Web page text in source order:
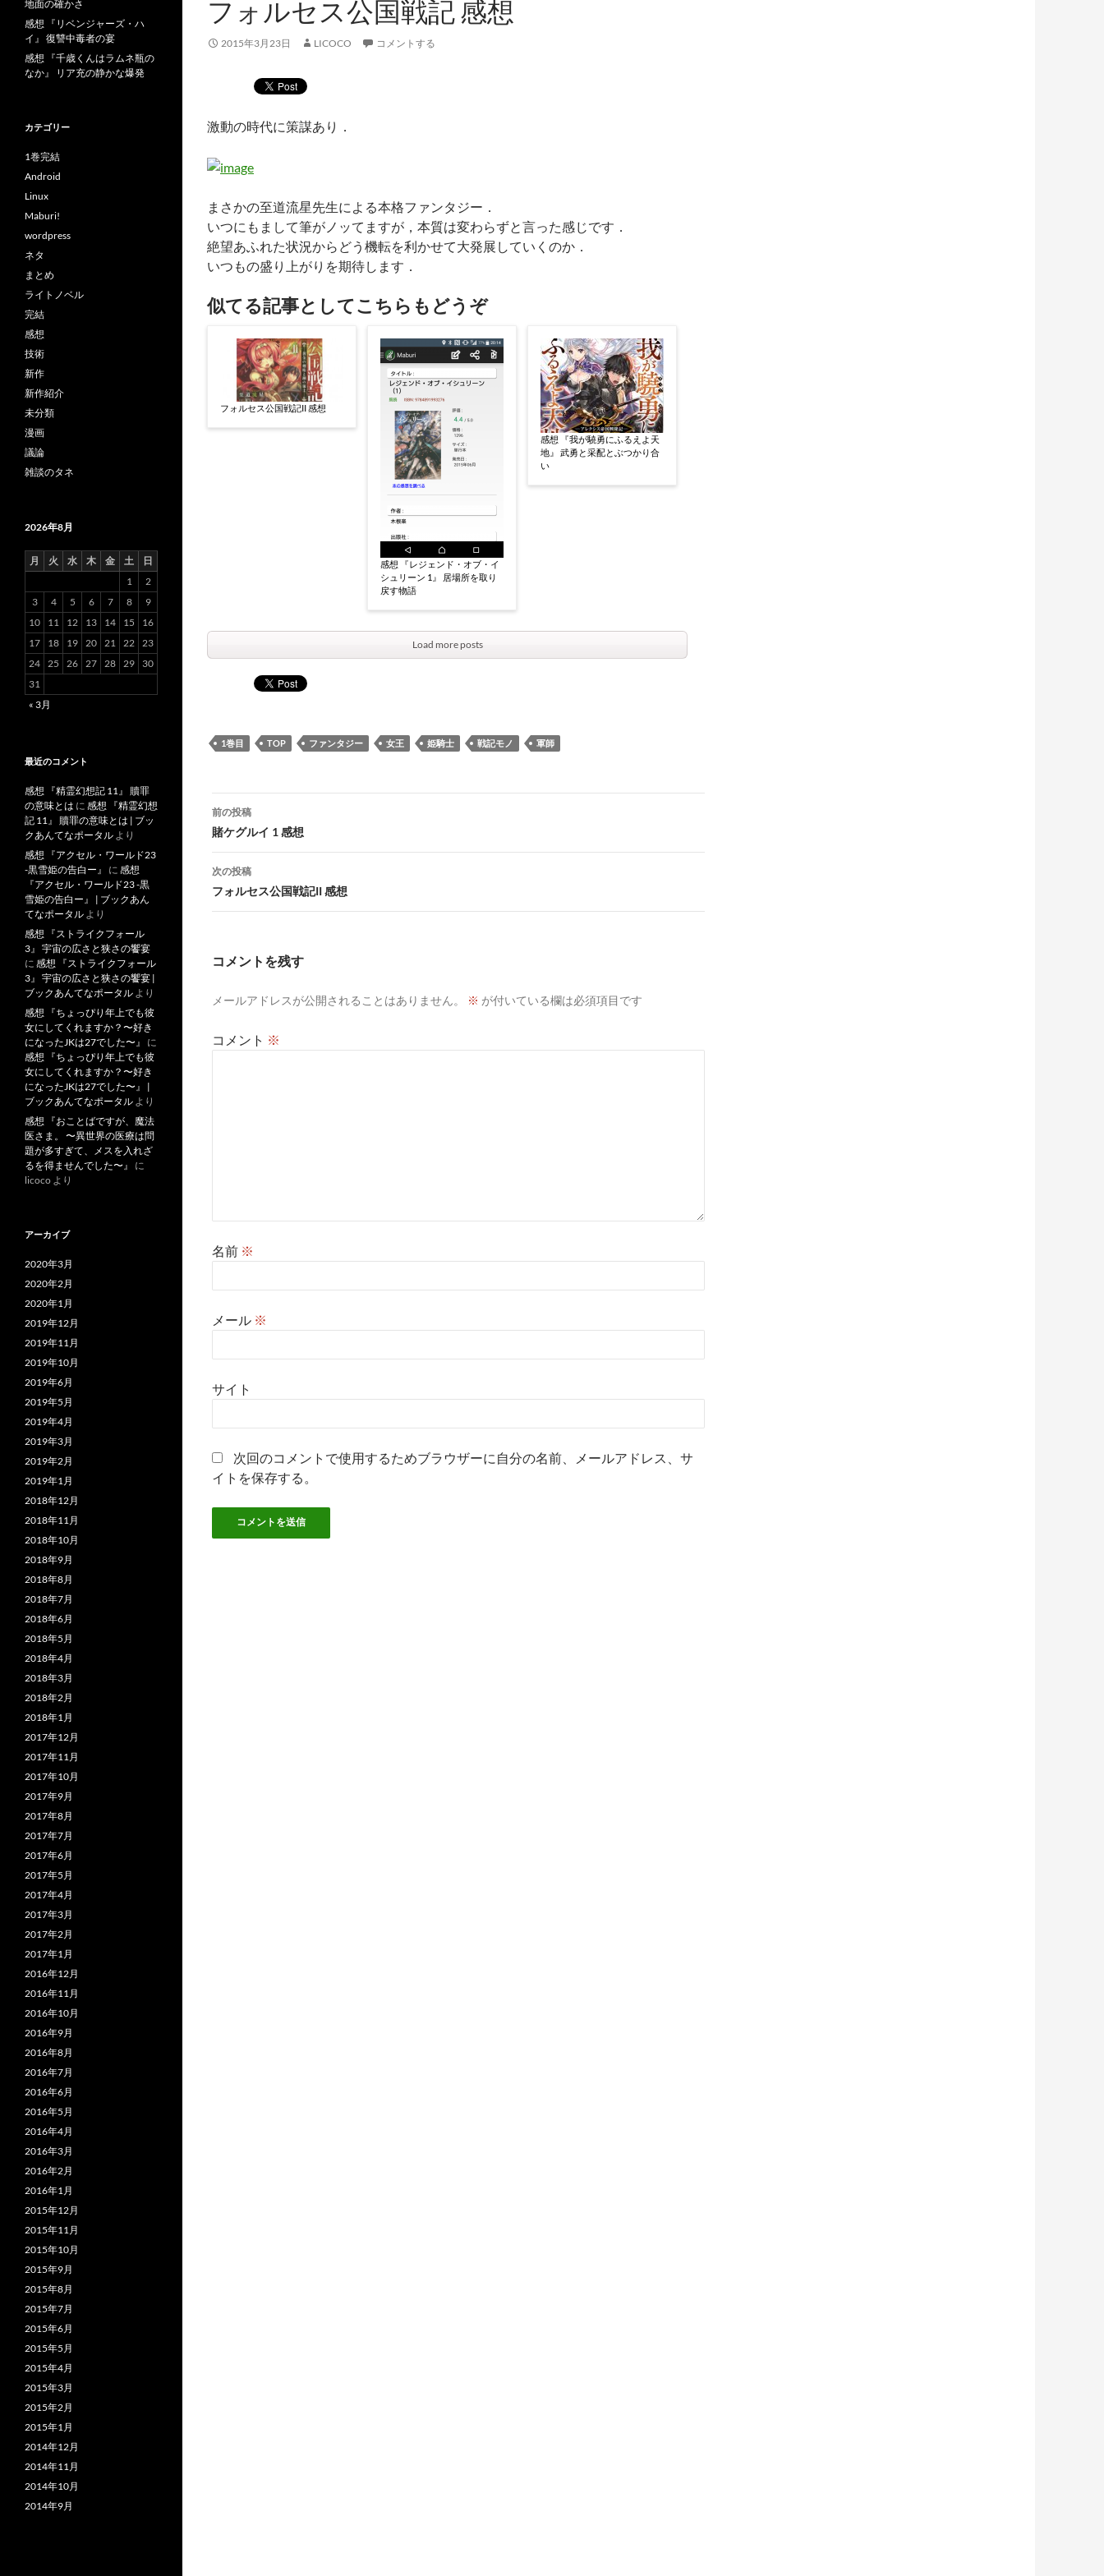
フォルセス公国戦記 感想
2015年3月23日 LICOCO コメントする
激動の時代に策謀あり．
まさかの至道流星先生による本格ファンタジー．
いつにもまして筆がノッてますが，本質は変わらずと言った感じです．
絶望あふれた状況からどう機転を利かせて大発展していくのか．
いつもの盛り上がりを期待します．
似てる記事としてこちらもどうぞ
フォルセス公国戦記II 感想
感想 『レジェンド・オブ・イ
シュリーン 1』 居場所を取り
戻す物語
感想 『我が驍勇にふるえよ天
地』 武勇と采配とぶつかり合
い
Load more posts
1巻目 TOP ファンタジー 女王 姫騎士 戦記モノ 軍師
投
稿
ナ
ビ
ゲ
ョ
ン
前の投稿
賭ケグルイ 1 感想
次の投稿
フォルセス公国戦記II 感想
コメントを残す
メールアドレスが公開されることはありません。 ※ が付いている欄は必須項目です
コメント ※
名前 ※
メール ※
サイト
次回のコメントで使用するためブラウザーに自分の名前、メールアドレス、サ
イトを保存する。
地面の確かさ
感想 『リベンジャーズ・ハ
イ』 復讐中毒者の宴
感想 『千歳くんはラムネ瓶の
なか』 リア充の静かな爆発
カテゴリー
1巻完結
Android
Linux
Maburi!
wordpress
ネタ
まとめ
ライトノベル
完結
感想
技術
新作
新作紹介
未分類
漫画
議論
雑談のタネ
2026年8月
月 火 水 木 金 土
日
1
2
3
4 5 6 7 8
9
10
11 12 13 14 15
16
17
18 19 20 21 22 23
24 25 26 27 28 29
30
31
« 3月
最近のコメント
感想 『精霊幻想記 11』 贖罪
の意味とは に 感想 『精霊幻想
記 11』 贖罪の意味とは | ブッ
クあんてなポータル より
感想 『アクセル・ワールド23
-黒雪姫の告白ー』
に 感想
『アクセル・ワールド23 -黒
雪姫の告白ー』 | ブックあん
てなポータル より
感想 『ストライクフォール
3』 宇宙の広さと狭さの饗宴
に 感想 『ストライクフォール
3』 宇宙の広さと狭さの饗宴 |
ブックあんてなポータル より
感想 『ちょっぴり年上でも彼
女にしてくれますか？〜好き
になったJKは27でした〜』
に
感想 『ちょっぴり年上でも彼
女にしてくれますか？〜好き
になったJKは27でした〜』 |
ブックあんてなポータル より
感想 『おことばですが、魔法
医さま。 〜異世界の医療は問
題が多すぎて、メスを入れざ
るを得ませんでした〜』
に
licoco より
アーカイブ
2020年3月
2020年2月
2020年1月
2019年12月
2019年11月
2019年10月
2019年6月
2019年5月
2019年4月
2019年3月
2019年2月
2019年1月
2018年12月
2018年11月
2018年10月
2018年9月
2018年8月
2018年7月
2018年6月
2018年5月
2018年4月
2018年3月
2018年2月
2018年1月
2017年12月
2017年11月
2017年10月
2017年9月
2017年8月
2017年7月
2017年6月
2017年5月
2017年4月
2017年3月
2017年2月
2017年1月
2016年12月
2016年11月
2016年10月
2016年9月
2016年8月
2016年7月
2016年6月
2016年5月
2016年4月
2016年3月
2016年2月
2016年1月
2015年12月
2015年11月
2015年10月
2015年9月
2015年8月
2015年7月
2015年6月
2015年5月
2015年4月
2015年3月
2015年2月
2015年1月
2014年12月
2014年11月
2014年10月
2014年9月